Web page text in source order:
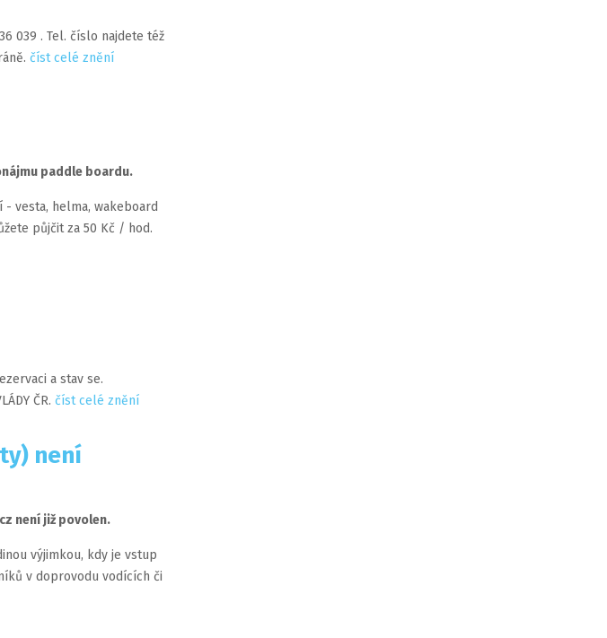
039 . Tel. číslo najdete též
číst celé znění
paddle boardu.
vesta, helma, wakeboard
půjčit za 50 Kč / hod.
a stav se.
ČR. číst celé znění
není
není již povolen.
výjimkou, kdy je vstup
v doprovodu vodících či